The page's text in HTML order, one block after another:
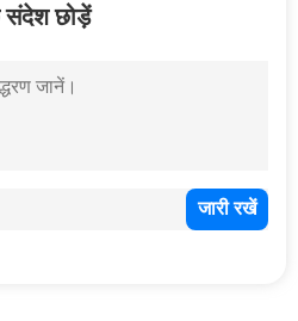
छोड़ें